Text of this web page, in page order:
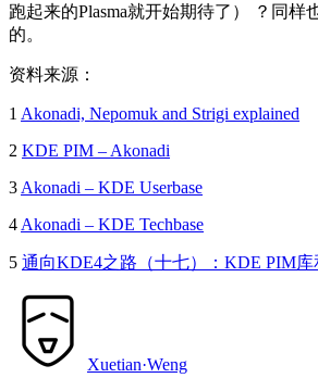
跑起来的Plasma就开始期待了） ？同样
的。
资料来源：
1 Akonadi, Nepomuk and Strigi explained
2 KDE PIM – Akonadi
3 Akonadi – KDE Userbase
4 Akonadi – KDE Techbase
5 通向KDE4之路（十七）：KDE PIM
Xuetian·Weng